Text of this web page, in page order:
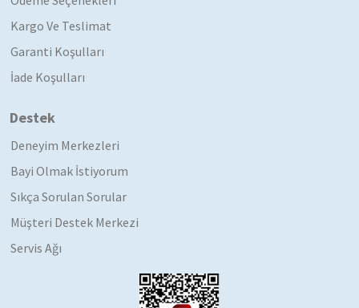
Kargo Ve Teslimat
Garanti Koşulları
İade Koşulları
Destek
Deneyim Merkezleri
Bayi Olmak İstiyorum
Sıkça Sorulan Sorular
Müşteri Destek Merkezi
Servis Ağı